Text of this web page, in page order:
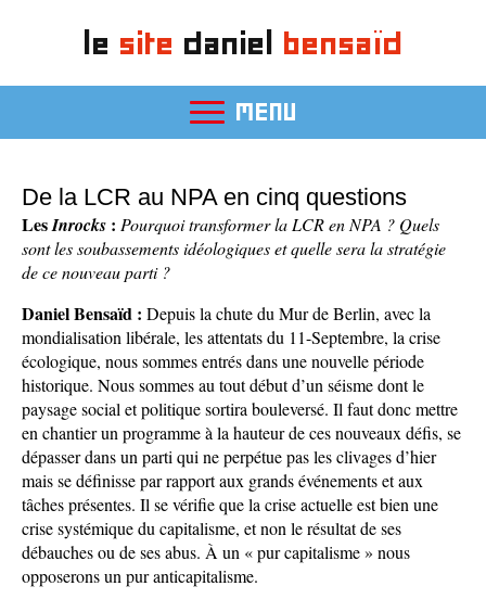
le site daniel bensaïd
MENU
De la LCR au NPA en cinq questions
LesInrocks : Pourquoi transformer la LCR en NPA ? Quels
sont les soubassements idéologiques et quelle sera la stratégie
de ce nouveau parti ?
Daniel Bensaïd : Depuis la chute du Mur de Berlin, avec la
mondialisation libérale, les attentats du 11-Septembre, la crise
écologique, nous sommes entrés dans une nouvelle période
historique. Nous sommes au tout début d’un séisme dont le
paysage social et politique sortira bouleversé. Il faut donc mettre
en chantier un programme à la hauteur de ces nouveaux défis, se
dépasser dans un parti qui ne perpétue pas les clivages d’hier
mais se définisse par rapport aux grands événements et aux
tâches présentes. Il se vérifie que la crise actuelle est bien une
crise systémique du capitalisme, et non le résultat de ses
débauches ou de ses abus. À un « pur capitalisme » nous
opposerons un pur anticapitalisme.